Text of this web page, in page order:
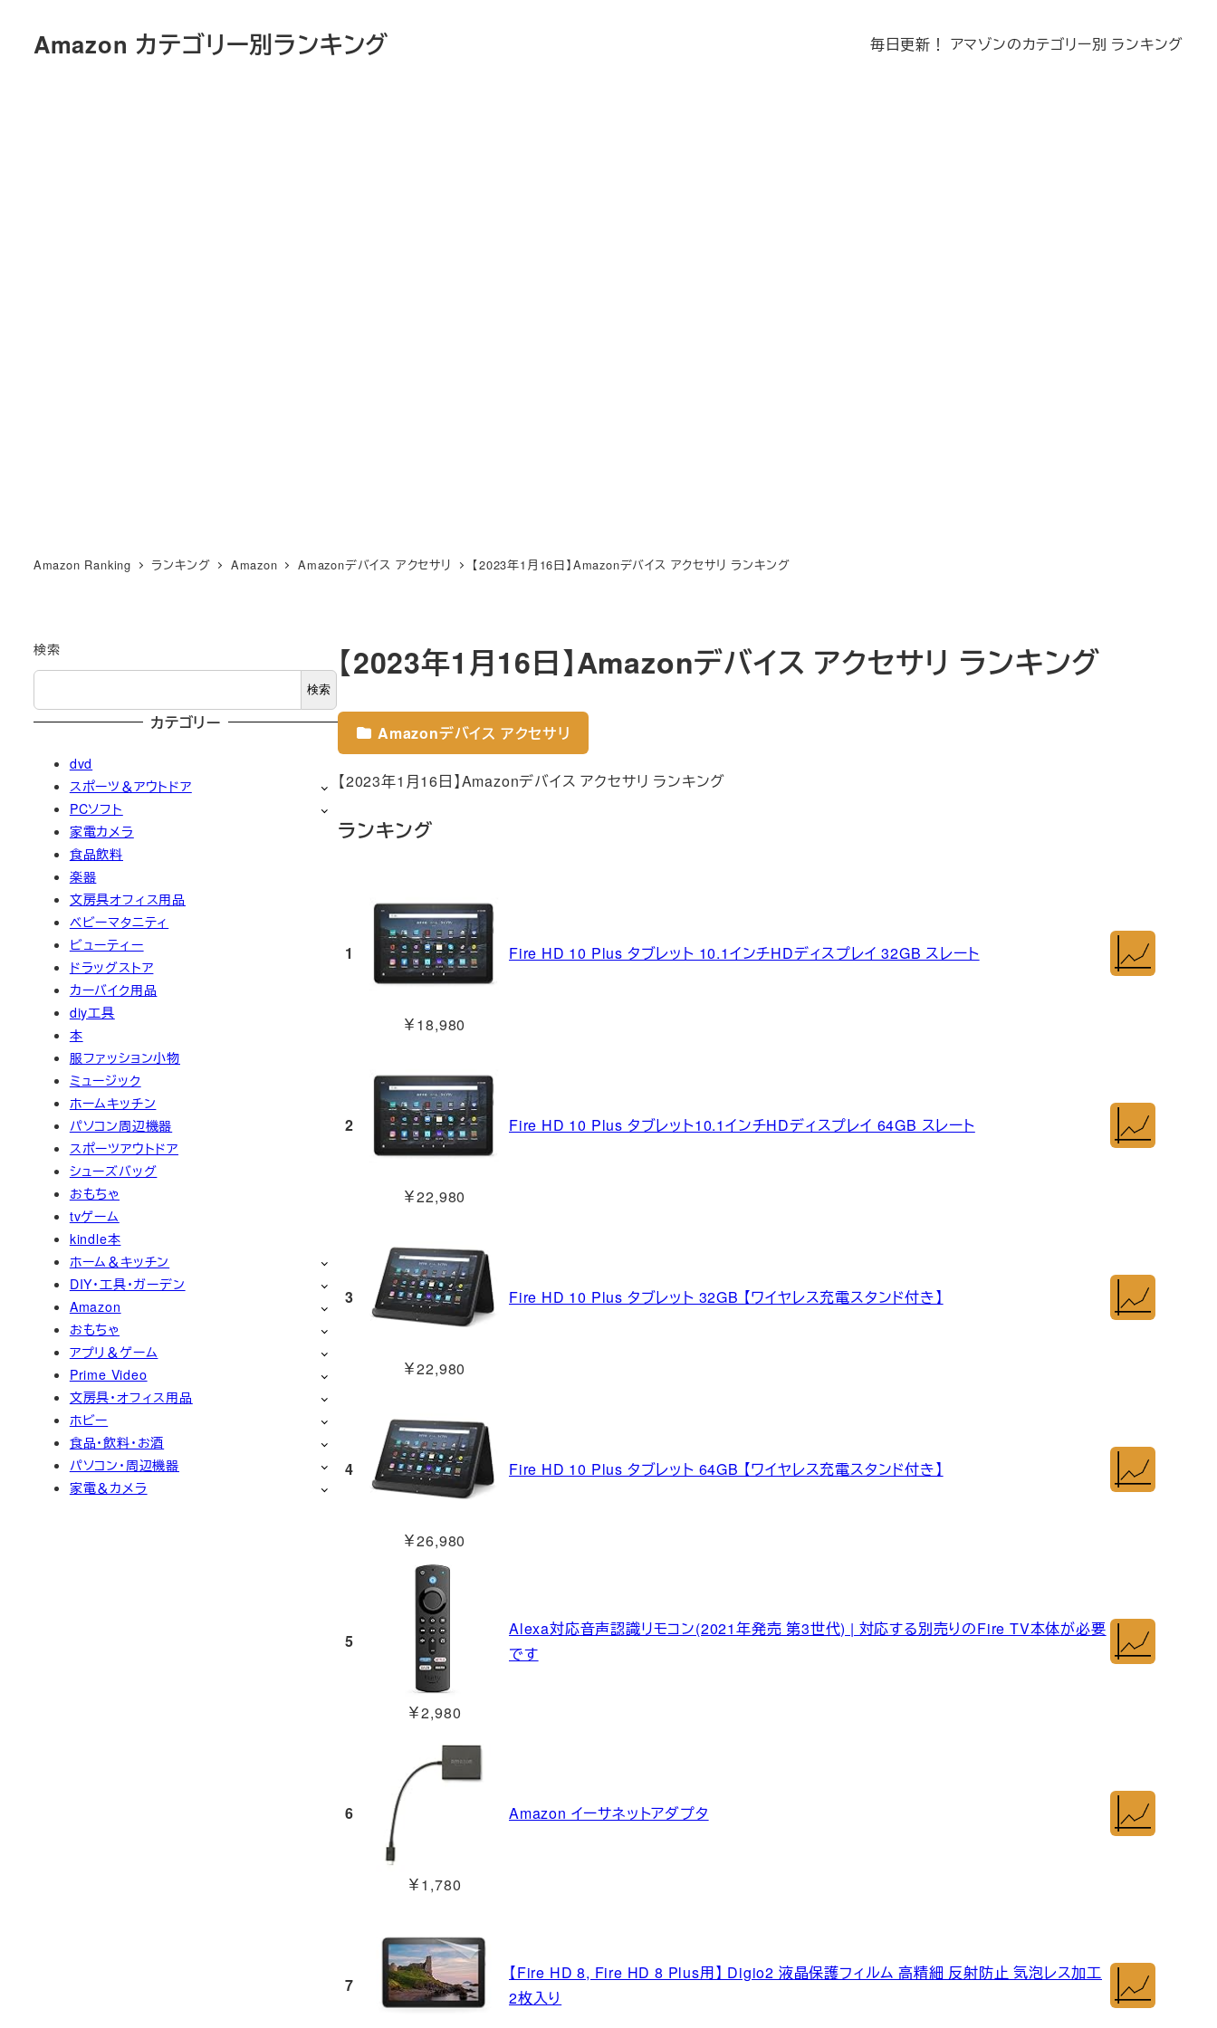
Amazon カテゴリー別ランキング 毎日更新！ アマゾンのカテゴリー別 ランキング
Amazon Ranking ランキング Amazon Amazonデバイス アクセサリ 【2023年1月16日】Amazonデバイス アクセサリ ランキング
【2023年1月16日】Amazonデバイス アクセサリ ランキング
Amazonデバイス アクセサリ
【2023年1月16日】Amazonデバイス アクセサリ ランキング
ランキング
1
￥18,980
Fire HD 10 Plus タブレット 10.1インチHDディスプレイ 32GB スレート
2
￥22,980
Fire HD 10 Plus タブレット10.1インチHDディスプレイ 64GB スレート
3
￥22,980
Fire HD 10 Plus タブレット 32GB 【ワイヤレス充電スタンド付き】
4
￥26,980
Fire HD 10 Plus タブレット 64GB 【ワイヤレス充電スタンド付き】
5
￥2,980
Alexa対応音声認識リモコン(2021年発売 第3世代) | 対応する別売りのFire TV本体が必要
です
6
￥1,780
Amazon イーサネットアダプタ
7
【Fire HD 8, Fire HD 8 Plus用】 Digio2 液晶保護フィルム 高精細 反射防止 気泡レス加工
2枚入り
検索
検索
カテゴリー
dvd
スポーツ＆アウトドア
PCソフト
家電カメラ
食品飲料
楽器
文房具オフィス用品
ベビーマタニティ
ビューティー
ドラッグストア
カーバイク用品
diy工具
本
服ファッション小物
ミュージック
ホームキッチン
パソコン周辺機器
スポーツアウトドア
シューズバッグ
おもちゃ
tvゲーム
kindle本
ホーム＆キッチン
DIY・工具・ガーデン
Amazon
おもちゃ
アプリ＆ゲーム
Prime Video
文房具・オフィス用品
ホビー
食品・飲料・お酒
パソコン・周辺機器
家電＆カメラ